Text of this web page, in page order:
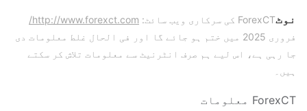
نوٹForexCT کی سرکاری ویب سائٹ:
http://www.forexct.com/
فروری 2025 میں ختم ہو جائے گا اور فی الحال غلط معلومات دی
جا رہی ہے، اس لیے ہم صرف انٹرنیٹ سے معلومات تلاش کر سکتے
ہیں۔
ForexCT معلومات